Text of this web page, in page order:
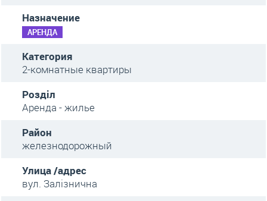
Назначение
АРЕНДА
Категория
2-комнатные квартиры
Розділ
Аренда - жилье
Район
железнодорожный
Улица /адрес
вул. Залізнична